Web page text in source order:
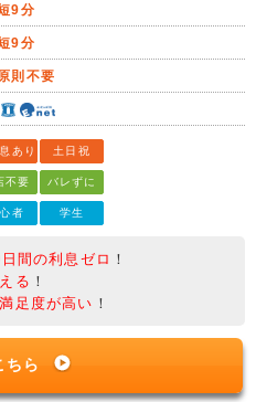
9分
9分
則不要
あり 土日祝
不要 バレずに
者 学生
間の利息ゼロ ！
る ！
足度が高い ！
ちら